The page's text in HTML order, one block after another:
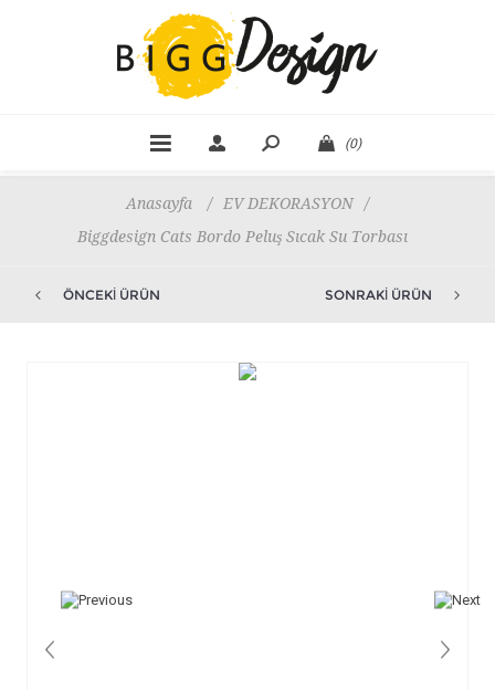
(0)
Anasayfa / EV DEKORASYON
/
Biggdesign Cats Bordo Peluş Sıcak Su Torbası
ÖNCEKI ÜRÜN SONRAKI ÜRÜN